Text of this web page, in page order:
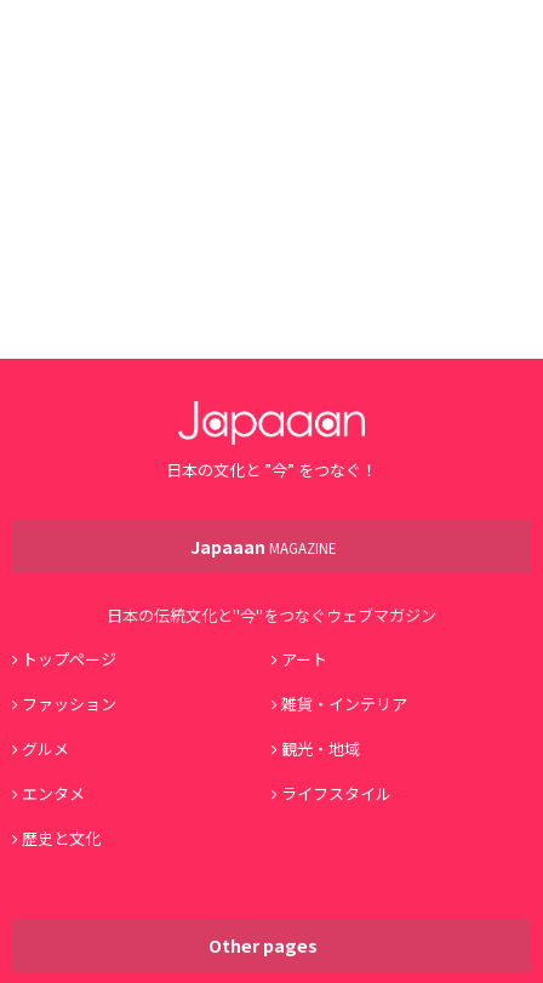
日本の文化と ”今” をつなぐ！
Japaaan MAGAZINE
日本の伝統文化と"今"をつなぐウェブマガジン
トップページ
アート
ファッション
雑貨・インテリア
グルメ
観光・地域
エンタメ
ライフスタイル
歴史と文化
Other pages